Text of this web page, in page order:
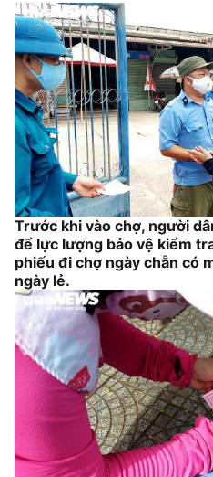
Trước khi vào chợ, người
để lực lượng bảo vệ kiểm
phiếu đi chợ ngày chẵn có
ngày lẻ.